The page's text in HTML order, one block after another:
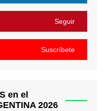
Seguir
Suscríbete
en el
2026